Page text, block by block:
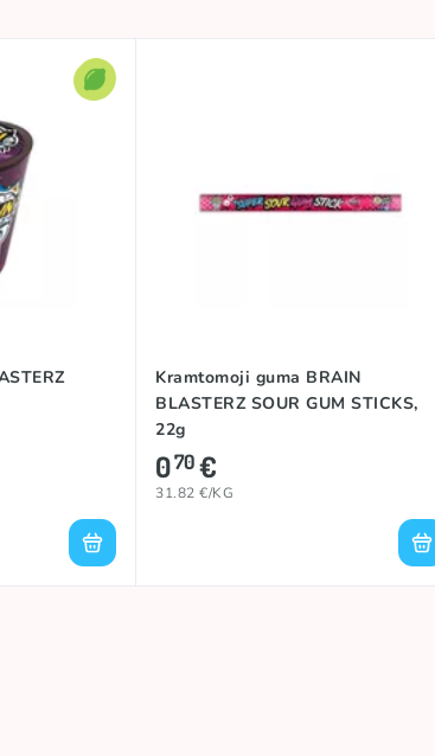
Rūgštu
Kramtomoji guma BRAIN
BLASTERZ SOUR GUM STICKS,
22g
070€
31.82 €/KG